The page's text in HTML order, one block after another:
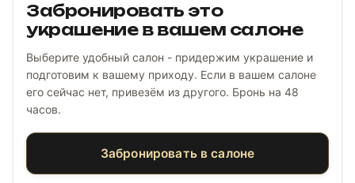
Забронировать это
украшение в вашем салоне
Выберите удобный салон - придержим украшение и
подготовим к вашему приходу. Если в вашем салоне
его сейчас нет, привезём из другого. Бронь на 48
часов.
Забронировать в салоне